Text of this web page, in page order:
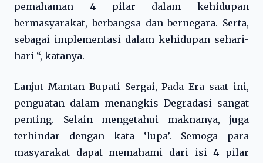
pemahaman 4 pilar dalam kehidupan
bermasyarakat, berbangsa dan bernegara. Serta,
sebagai implementasi dalam kehidupan sehari-
hari “, katanya.
Lanjut Mantan Bupati Sergai, Pada Era saat ini,
penguatan dalam menangkis Degradasi sangat
penting. Selain mengetahui maknanya, juga
terhindar dengan kata ‘lupa’. Semoga para
masyarakat dapat memahami dari isi 4 pilar